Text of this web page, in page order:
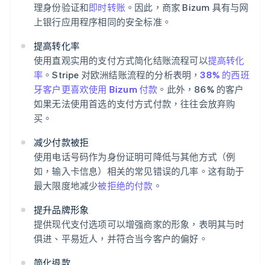
理身份验证和即时转账 。因此，商家 Bizum 具有与网
上银行应用程序相同的安全标准。
提高转化率
使用直观实用的支付方式简化结账流程可以提高转化
率 。Stripe 对欧洲结账流程的分析表明，38% 的西班
牙客户更喜欢使用 Bizum 付款 。此外，86% 的客户
如果无法使用首选的支付方式付款，往往会放弃购
买。
减少付款被拒
使用电话号码作为身份证明可降低与其他方式（例
如，输入卡信息）相关的常见错误的几率。这有助于
最大限度地减少被拒绝的付款 。
提升品牌形象
提供现代支付选项可以增强商家的形象，表明其与时
俱进、平易近人，并符合当今客户的偏好。